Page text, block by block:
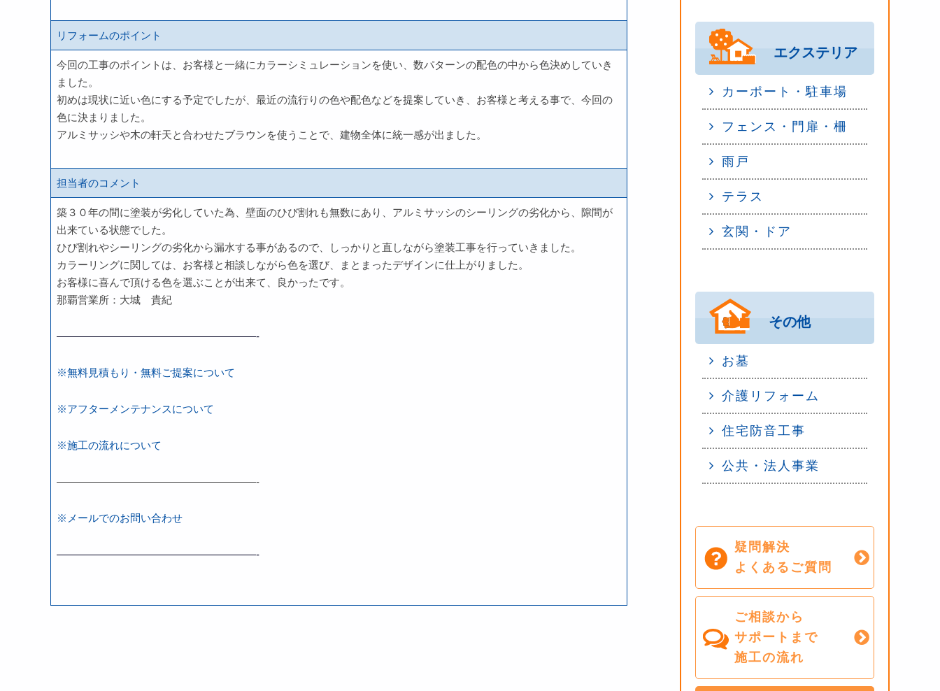
リフォームのポイント
今回の工事のポイントは、お客様と一緒にカラーシミュレーションを使い、数パターンの配色の中から色決めしていき
ました。
初めは現状に近い色にする予定でしたが、最近の流行りの色や配色などを提案していき、お客様と考える事で、今回の
色に決まりました。
アルミサッシや木の軒天と合わせたブラウンを使うことで、建物全体に統一感が出ました。
担当者のコメント
築３０年の間に塗装が劣化していた為、壁面のひび割れも無数にあり、アルミサッシのシーリングの劣化から、隙間が
出来ている状態でした。
ひび割れやシーリングの劣化から漏水する事があるので、しっかりと直しながら塗装工事を行っていきました。
カラーリングに関しては、お客様と相談しながら色を選び、まとまったデザインに仕上がりました。
お客様に喜んで頂ける色を選ぶことが出来て、良かったです。
那覇営業所：大城 貴紀
———————————————————-
※無料見積もり・無料ご提案について
※アフターメンテナンスについて
※施工の流れについて
———————————————————-
※メールでのお問い合わせ
———————————————————-
エクステリア
カーポート・駐車場
フェンス・門扉・柵
雨戸
テラス
玄関・ドア
その他
お墓
介護リフォーム
住宅防音工事
公共・法人事業
疑問解決
よくあるご質問
ご相談から
サポートまで
施工の流れ